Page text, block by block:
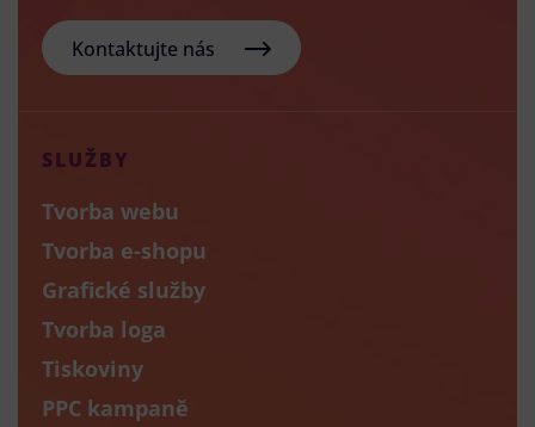
Kontaktujte nás
SLUŽBY
Tvorba webu
Tvorba e-shopu
Grafické služby
Tvorba loga
Tiskoviny
PPC kampaně